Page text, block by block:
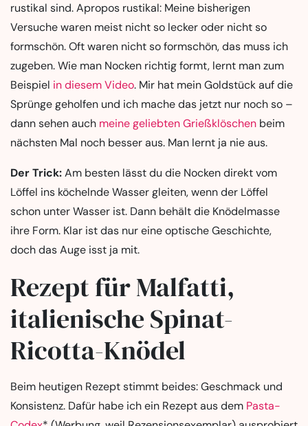
rustikal sind. Apropos rustikal: Meine bisherigen
Versuche waren meist nicht so lecker oder nicht so
formschön. Oft waren nicht so formschön, das muss ich
zugeben. Wie man Nocken richtig formt, lernt man zum
Beispiel in diesem Video. Mir hat mein Goldstück auf die
Sprünge geholfen und ich mache das jetzt nur noch so –
dann sehen auch meine geliebten Grießklöschen beim
nächsten Mal noch besser aus. Man lernt ja nie aus.
Der Trick:Am besten lässt du die Nocken direkt vom
Löffel ins köchelnde Wasser gleiten, wenn der Löffel
schon unter Wasser ist. Dann behält die Knödelmasse
ihre Form. Klar ist das nur eine optische Geschichte,
doch das Auge isst ja mit.
Rezept für Malfatti,
italienische Spinat-
Ricotta-Knödel
Beim heutigen Rezept stimmt beides: Geschmack und
Konsistenz. Dafür habe ich ein Rezept aus dem Pasta-